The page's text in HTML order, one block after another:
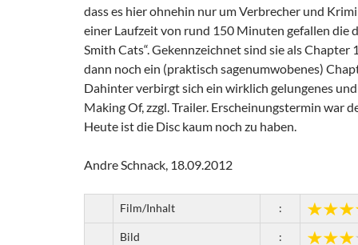
dass es hier ohnehin nur um Verbrecher und
einer Laufzeit von rund 150 Minuten gefallen die
Smith Cats“. Gekennzeichnet sind sie als Chapter
dann noch ein (praktisch sagenumwobenes)
Dahinter verbirgt sich ein wirklich gelungenes
Making Of, zzgl. Trailer. Erscheinungstermin war
Heute ist die Disc kaum noch zu haben.
Andre Schnack, 18.09.2012
Film/Inhalt :
Bild :